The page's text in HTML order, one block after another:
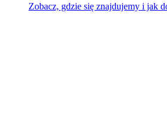
Zobacz, gdzie się znajdujemy i jak